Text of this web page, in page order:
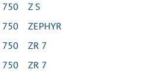
750 Z S
ZEPHYR
750 ZR 7
750 ZR 7